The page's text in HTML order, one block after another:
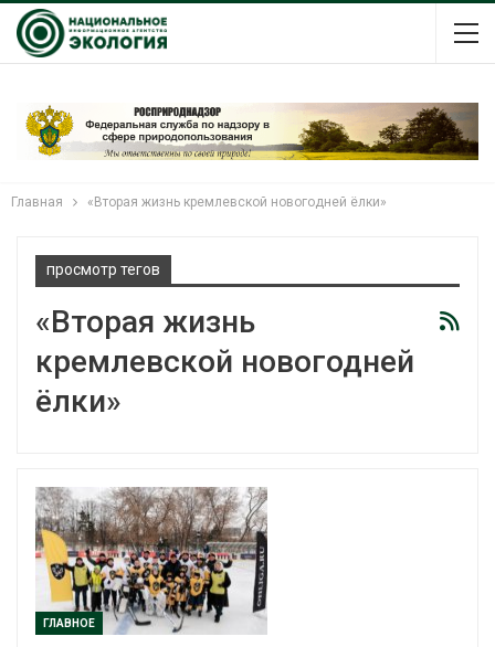
Главная «Вторая жизнь кремлевской новогодней ёлки»
просмотр тегов
«Вторая жизнь
кремлевской новогодней
ёлки»
ГЛАВНОЕ